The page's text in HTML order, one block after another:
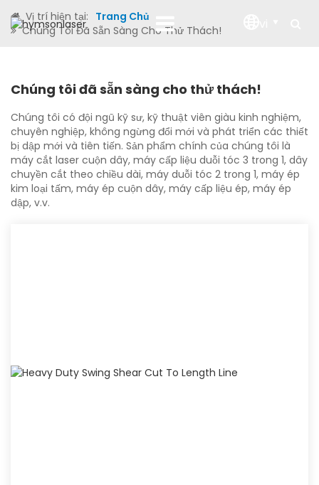
Vị trí hiện tại: Trang Chủ
Chúng Tôi Đã Sẵn Sàng Cho Thử Thách!
Chúng tôi đã sẵn sàng cho thử thách!
Chúng tôi có đội ngũ kỹ sư, kỹ thuật viên giàu kinh nghiệm,
chuyên nghiệp, không ngừng đổi mới và phát triển các thiết
bị dập mới và tiên tiến. Sản phẩm chính của chúng tôi là
máy cắt laser cuộn dây, máy cấp liệu duỗi tóc 3 trong 1, dây
chuyền cắt theo chiều dài, máy duỗi tóc 2 trong 1, máy ép
kim loại tấm, máy ép cuộn dây, máy cấp liệu ép, máy ép
dập, v.v.